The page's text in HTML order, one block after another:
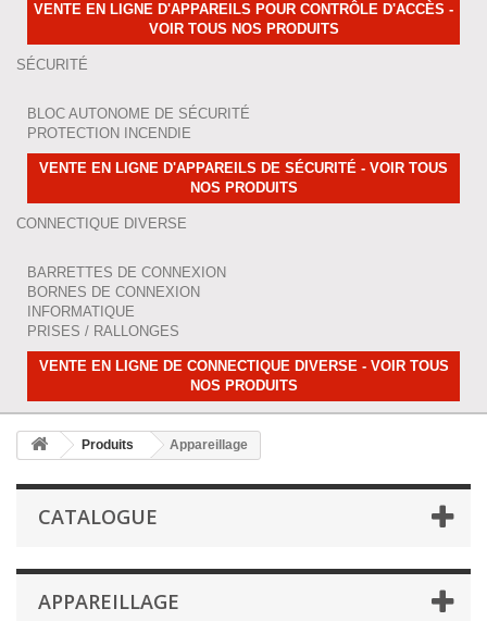
VENTE EN LIGNE D'APPAREILS POUR CONTRÔLE D'ACCÈS -
VOIR TOUS NOS PRODUITS
SÉCURITÉ
BLOC AUTONOME DE SÉCURITÉ
PROTECTION INCENDIE
VENTE EN LIGNE D'APPAREILS DE SÉCURITÉ - VOIR TOUS
NOS PRODUITS
CONNECTIQUE DIVERSE
BARRETTES DE CONNEXION
BORNES DE CONNEXION
INFORMATIQUE
PRISES / RALLONGES
VENTE EN LIGNE DE CONNECTIQUE DIVERSE - VOIR TOUS
NOS PRODUITS
Produits Appareillage
CATALOGUE
APPAREILLAGE